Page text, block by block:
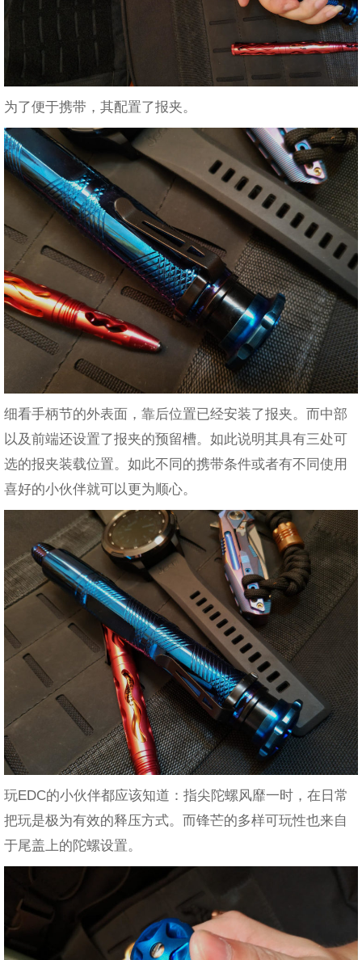
为了便于携带，其配置了报夹。
细看手柄节的外表面，靠后位置已经安装了报夹。而中部
以及前端还设置了报夹的预留槽。如此说明其具有三处可
选的报夹装载位置。如此不同的携带条件或者有不同使用
喜好的小伙伴就可以更为顺心。
玩EDC的小伙伴都应该知道：指尖陀螺风靡一时，在日常
把玩是极为有效的释压方式。而锋芒的多样可玩性也来自
于尾盖上的陀螺设置。